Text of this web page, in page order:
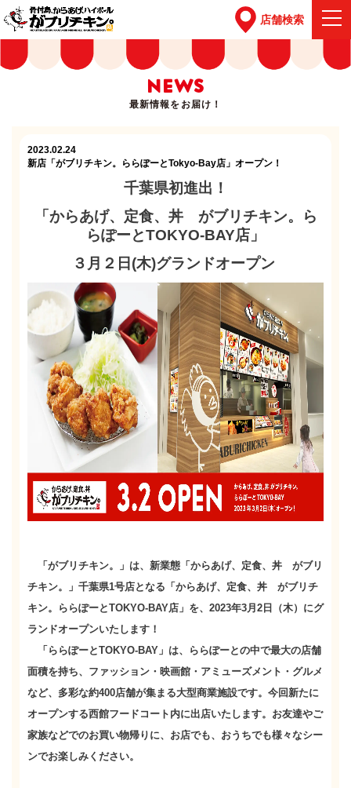
店舗検索
NEWS
最新情報をお届け！
2023.02.24
新店「がブリチキン。ららぽーとTokyo-Bay店」オープン！
千葉県初進出！
「からあげ、定食、丼 がブリチキン。ら
らぽーとTOKYO-BAY店」
３月２日(木)グランドオープン
「がブリチキン。」は、新業態「からあげ、定食、丼 がブリ
チキン。」千葉県1号店となる「からあげ、定食、丼 がブリチ
キン。ららぽーとTOKYO-BAY店」を、2023年3月2日（木）にグ
ランドオープンいたします！
「ららぽーとTOKYO-BAY」は、ららぽーとの中で最大の店舗
面積を持ち、ファッション・映画館・アミューズメント・グルメ
など、多彩な約400店舗が集まる大型商業施設です。今回新たに
オープンする西館フードコート内に出店いたします。お友達やご
家族などでのお買い物帰りに、お店でも、おうちでも様々なシー
ンでお楽しみください。